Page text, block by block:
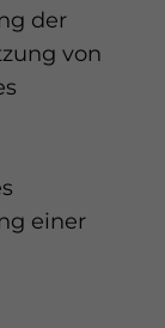
der
von
einer